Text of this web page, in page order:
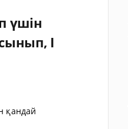
үшін
I
қандай